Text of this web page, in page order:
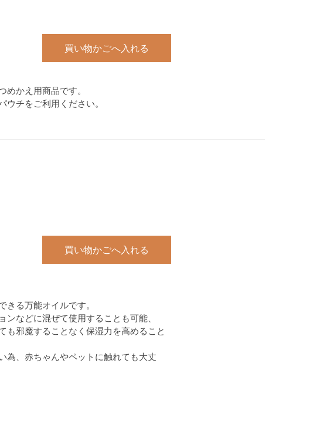
買い物かごへ入れる
かえ用商品です。
チをご利用ください。
買い物かごへ入れる
る万能オイルです。
などに混ぜて使用することも可能、
も邪魔することなく保湿力を高めること
為、赤ちゃんやペットに触れても大丈